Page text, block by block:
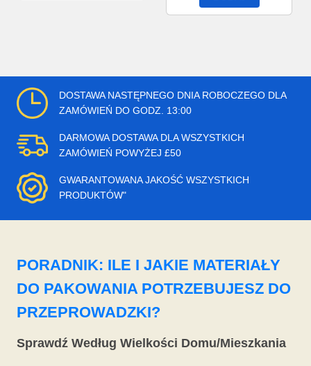
DOSTAWA NASTĘPNEGO DNIA ROBOCZEGO DLA
ZAMÓWIEŃ DO GODZ. 13:00
DARMOWA DOSTAWA DLA WSZYSTKICH
ZAMÓWIEŃ POWYŻEJ £50
GWARANTOWANA JAKOŚĆ WSZYSTKICH
PRODUKTÓW"
PORADNIK: ILE I JAKIE MATERIAŁY
DO PAKOWANIA POTRZEBUJESZ DO
PRZEPROWADZKI?
Sprawdź Według Wielkości Domu/Mieszkania